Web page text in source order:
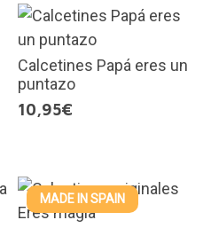
Calcetines Papá eres un
puntazo
10,95€
MADE IN SPAIN